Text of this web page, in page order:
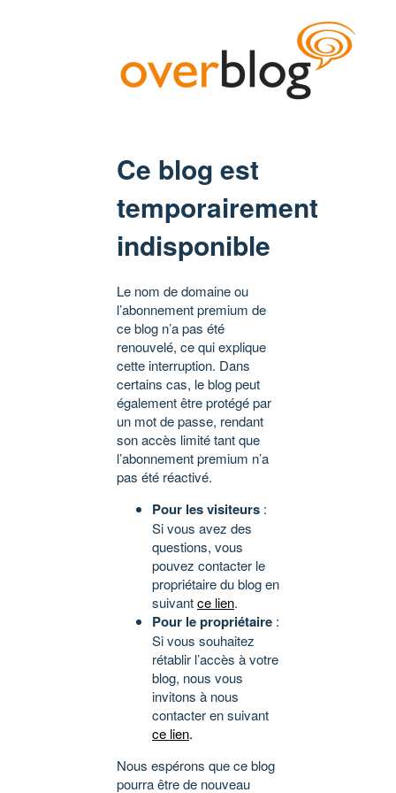
Ce blog est
temporairement
indisponible
Le nom de domaine ou
l’abonnement premium de
ce blog n’a pas été
renouvelé, ce qui explique
cette interruption. Dans
certains cas, le blog peut
également être protégé par
un mot de passe, rendant
son accès limité tant que
l’abonnement premium n’a
pas été réactivé.
Pour les visiteurs :
Si vous avez des
questions, vous
pouvez contacter le
propriétaire du blog en
suivantce lien.
Pour le propriétaire :
Si vous souhaitez
rétablir l’accès à votre
blog, nous vous
invitons à nous
contacter en suivant
ce lien.
Nous espérons que ce blog
pourra être de nouveau